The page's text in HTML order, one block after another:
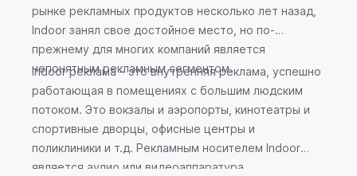
рынке рекламных продуктов несколько лет назад,
Indoor занял свое достойное место, но по-
прежнему для многих компаний является
непонятным рекламным сегментом.
Indoor реклама – это внутренняя реклама, успешно
работающая в помещениях с большим людским
потоком. Это вокзалы и аэропорты, кинотеатры и
спортивные дворцы, офисные центры и
поликлиники и т.д. Рекламным носителем Indoor
является аудио или видеоаппаратура,